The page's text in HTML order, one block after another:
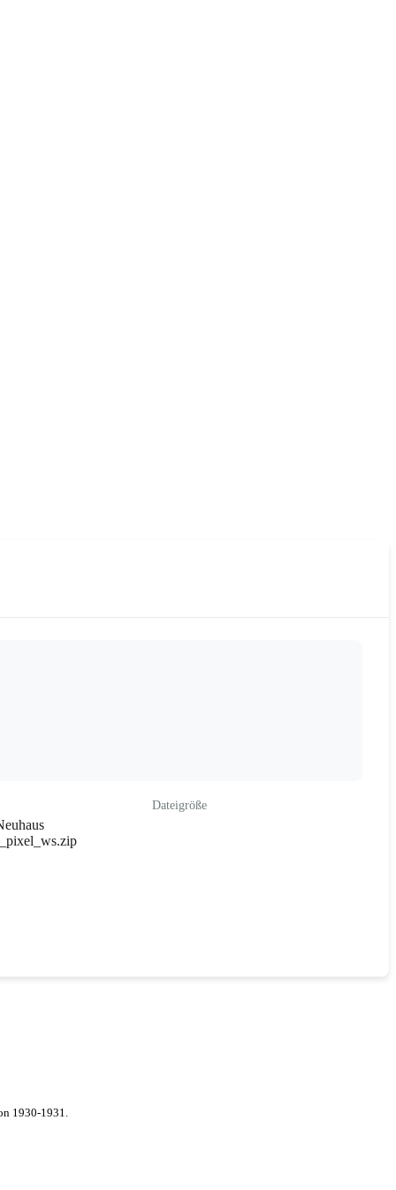
Dateigröße
1930-1931.